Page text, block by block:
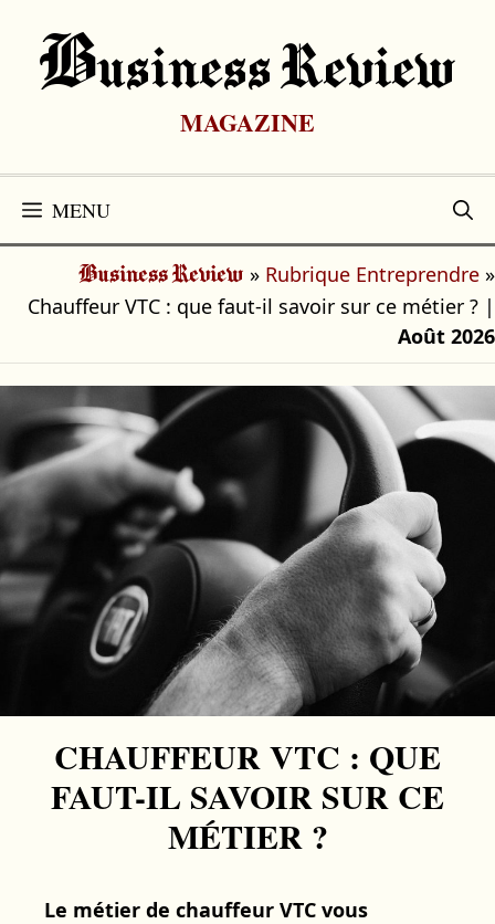
contenu
BUsiness Review
MAGAZINE
MENU
Business Review » Rubrique Entreprendre »
Chauffeur VTC : que faut-il savoir sur ce métier ? |
Août 2026
CHAUFFEUR VTC : QUE
FAUT-IL SAVOIR SUR CE
MÉTIER ?
Le métier de chauffeur VTC vous